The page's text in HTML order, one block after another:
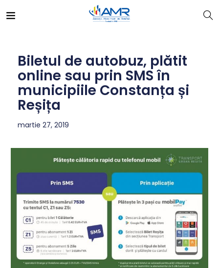
Biletul de autobuz, plătit
online sau prin SMS în
municipiile Constanța și
Reșița
martie 27, 2019